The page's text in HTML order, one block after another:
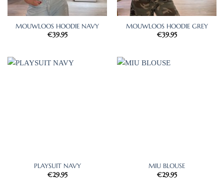
MOUWLOOS HOODIE NAVY
€39.95
MOUWLOOS HOODIE GREY
€39.95
PLAYSUIT NAVY
€29.95
MIU BLOUSE
€29.95